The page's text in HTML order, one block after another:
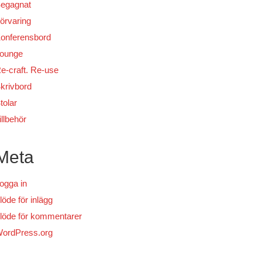
craft. Re-use
in
för inlägg
för kommentarer